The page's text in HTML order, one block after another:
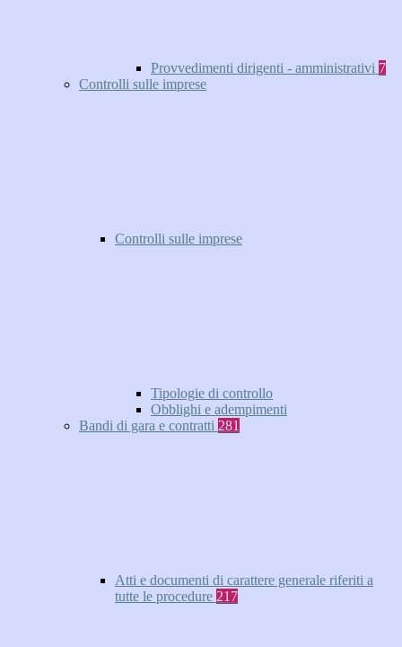
Provvedimenti dirigenti - amministrativi 7
Controlli sulle imprese
Controlli sulle imprese
Tipologie di controllo
Obblighi e adempimenti
Bandi di gara e contratti 281
Atti e documenti di carattere generale riferiti a
tutte le procedure 217